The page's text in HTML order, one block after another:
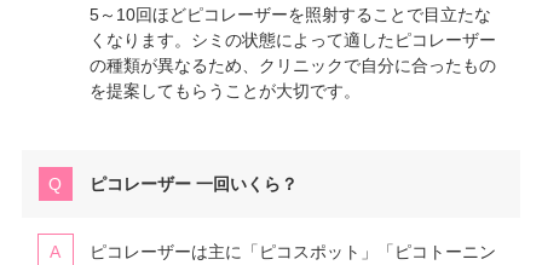
5～10回ほどピコレーザーを照射することで目立たな
くなります。シミの状態によって適したピコレーザー
の種類が異なるため、クリニックで自分に合ったもの
を提案してもらうことが大切です。
ピコレーザー 一回いくら？
ピコレーザーは主に「ピコスポット」「ピコトーニン